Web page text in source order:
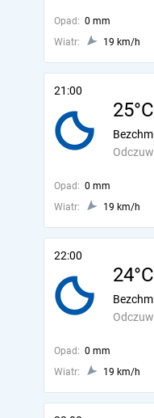
Opad: 0 mm
Wiatr:
19 km/h
21:00
25°C
Opad: 0 mm
Wiatr:
19 km/h
22:00
24°C
Opad: 0 mm
Wiatr:
19 km/h